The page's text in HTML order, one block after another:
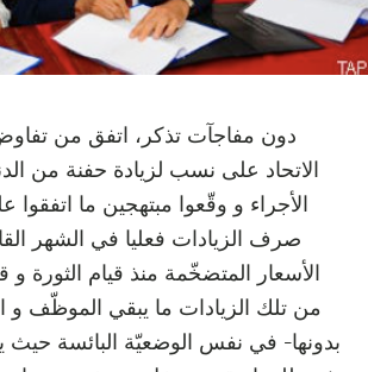
دون مفاجآت تذكر، اتفق من
الاتحاد على نسب لزيادة حفنة من
الأجراء و وقّعوا مبتهجين ما اتفقوا
صرف الزيادات فعليا في الشهر
الأسعار المتضخّمة منذ قيام الثورة و
من تلك الزيادات ما يبقي الموظّف و
بدونها- في نفس الوضعيّة البائسة